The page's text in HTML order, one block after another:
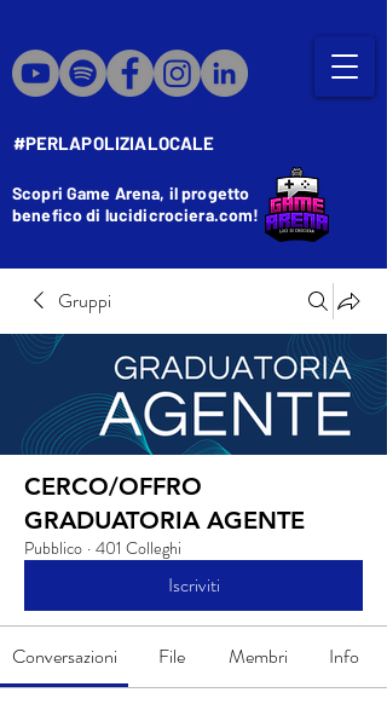
#PERLAPOLIZIALOCALE
Scopri Game Arena, il progetto
benefico di lucidicrociera.com!
Gruppi
CERCO/OFFRO
GRADUATORIA AGENTE
Pubblico · 401 Colleghi
Iscriviti
Conversazioni File Membri Info